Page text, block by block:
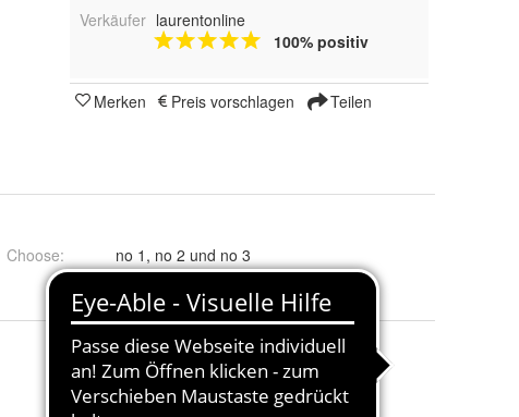
Verkäufer laurentonline
100% positiv
Merken Preis vorschlagen Teilen
Choose: no 1, no 2 und no 3